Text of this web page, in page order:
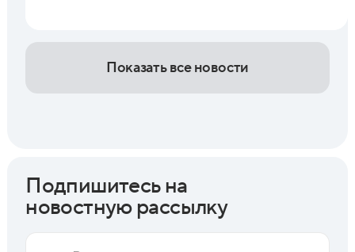
Показать все новости
Подпишитесь на
новостную рассылку